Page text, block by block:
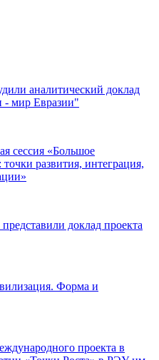
аналитический доклад
- мир Евразии"
сессия «Большое
развития, интеграция,
доклад проекта
Форма и
проекта в